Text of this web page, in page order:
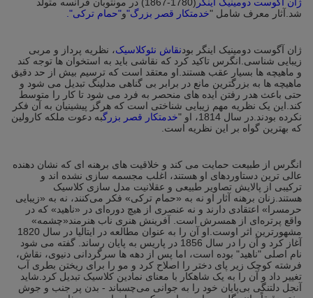
شد.آثار معرف شامل "خدمتکار قصر بزرگ"و"حمام ترکی".
ژان آگوست دومینیک اینگر بودنقاش نئوکلاسیک، نظریه پرداز و مربی
زیبایی شناسی.انگرس تاکید کرد که نقاشی باید به استخوان ها توجه کند
و ماهیچه ها بسیار عقب هستند.او معتقد است که ترسیم بیش از حد دقیق
ماهیچه ها به بزرگترین مانع در برابر بی گناهی مدلینگ تبدیل می شود و
حتی باعث هدر رفتن ایده های منحصر به فرد می شود تا کار را متوسط ​​
کند.این یک نظریه مهم زیبایی شناختی است که هرگز پیشینیان به آن فکر
نکرده بودند.در سال 1814، او "
خدمتکار قصر بزرگبه دعوت ملکه کارولین
که بهترین گواه بر این نظریه است.
انگرس از طبیعت حمایت می کند و خلاقیت های برهنه ای که نشان دهنده
عالی ترین دستاوردهای او هستند، اغلب مجسمه سازی نشده اند و
ترکیبی از پالایش تصاویر طبیعی و عقلانیت مدل سازی کلاسیک
هستند.زنان برهنه آثار او نه به «حمام ترکی» فکر می‌کنند، نه به «زیبایی
حرمسرا» اعتقادی دارند و نه عنصری از هیچ دوره‌ای در «ناهید» که در
واقع پرتره‌ای از همسرش است. آفرینش هنری ناب هنرمند«چشمه»
مشهورترین اثر اوست.او آن را به عنوان مطالعه در ایتالیا در سال 1820
آغاز کرد و آن را در سال 1856 در پاریس به پایان رساند. گفته می شود
نام اصلی "ناهید" بوده است، اما پس از دهه ها سرگردانی دنیوی، نقاش،
فرشته کوچک زیر پای دختر را اصلاح کرد و مو را برای ریختن بطری آب
تغییر داد و آن را به یک شاهکار با معنای نمادین کلاسیک تبدیل کرد.شاید
آنجل دلتنگی بی‌پایان خود را به جوانی می‌چسباند - بدن پر جنب و جوش